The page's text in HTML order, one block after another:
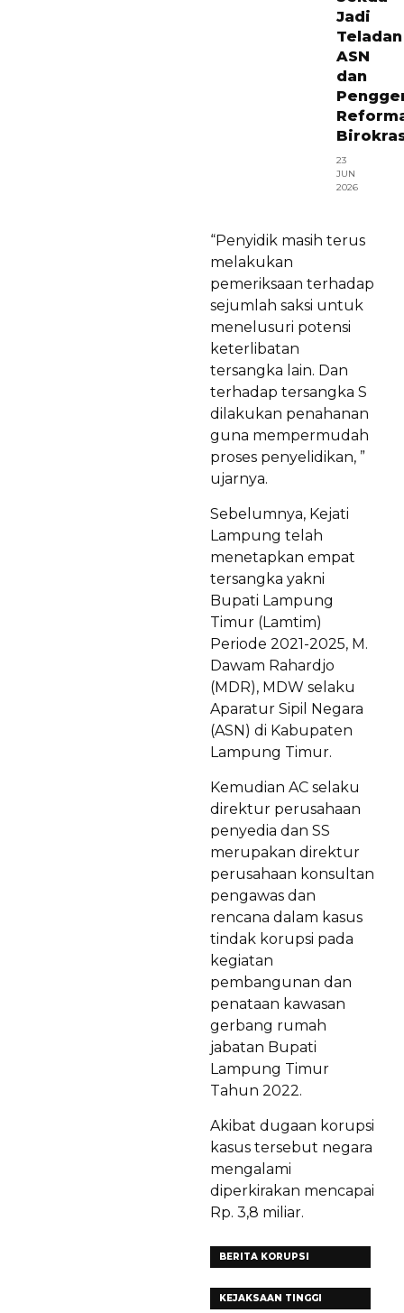
Jadi
Teladan
ASN
dan
23
JUN
2026
“Penyidik masih terus
melakukan
pemeriksaan terhadap
sejumlah saksi untuk
menelusuri potensi
keterlibatan
tersangka lain. Dan
terhadap tersangka S
dilakukan penahanan
guna mempermudah
proses penyelidikan, ”
ujarnya.
Sebelumnya, Kejati
Lampung telah
menetapkan empat
tersangka yakni
Bupati Lampung
Timur (Lamtim)
Periode 2021-2025, M.
Dawam Rahardjo
(MDR), MDW selaku
Aparatur Sipil Negara
(ASN) di Kabupaten
Lampung Timur.
Kemudian AC selaku
direktur perusahaan
penyedia dan SS
merupakan direktur
perusahaan konsultan
pengawas dan
rencana dalam kasus
tindak korupsi pada
kegiatan
pembangunan dan
penataan kawasan
gerbang rumah
jabatan Bupati
Lampung Timur
Tahun 2022.
Akibat dugaan korupsi
kasus tersebut negara
mengalami
diperkirakan mencapai
Rp. 3,8 miliar.
BERITA KORUPSI
KEJAKSAAN TINGGI